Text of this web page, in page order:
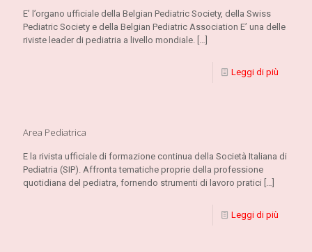
E’ l’organo ufficiale della Belgian Pediatric Society, della Swiss
Pediatric Society e della Belgian Pediatric Association E’ una delle
riviste leader di pediatria a livello mondiale. […]
Leggi di più
Area Pediatrica
E la rivista ufficiale di formazione continua della Società Italiana di
Pediatria (SIP). Affronta tematiche proprie della professione
quotidiana del pediatra, fornendo strumenti di lavoro pratici […]
Leggi di più